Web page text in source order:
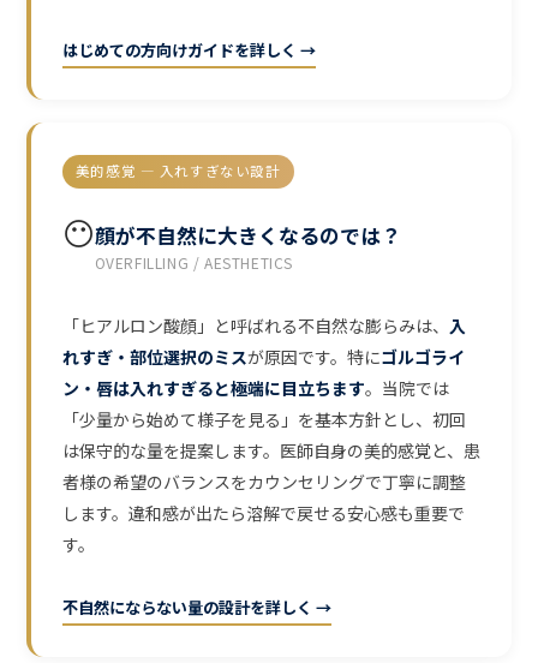
はじめての方向けガイドを詳しく →
美的感覚 — 入れすぎない設計
😶顔が不自然に大きくなるのでは？
OVERFILLING / AESTHETICS
「ヒアルロン酸顔」と呼ばれる不自然な膨らみは、 入
れすぎ・部位選択のミスが原因です。特にゴルゴライ
ン・唇は入れすぎると極端に目立ちます。当院では
「少量から始めて様子を見る」を基本方針とし、初回
は保守的な量を提案します。医師自身の美的感覚と、患
者様の希望のバランスをカウンセリングで丁寧に調整
します。違和感が出たら溶解で戻せる安心感も重要で
す。
不自然にならない量の設計を詳しく →